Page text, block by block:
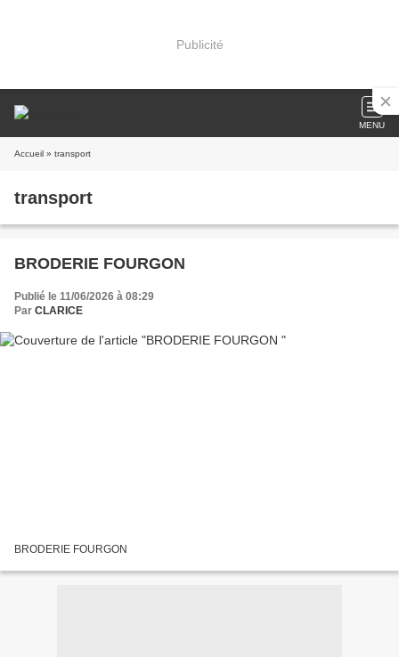
Publicité
MENU
Accueil » transport
transport
BRODERIE FOURGON
Publié le 11/06/2026 à 08:29
Par CLARICE
BRODERIE FOURGON